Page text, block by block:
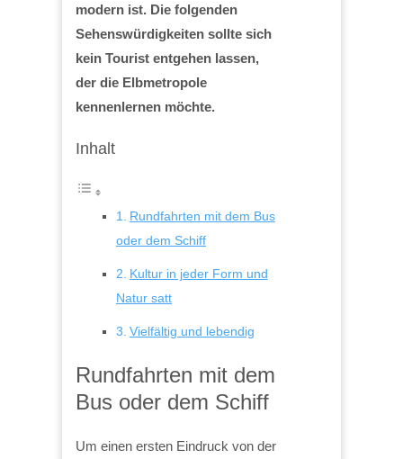
modern ist. Die folgenden
Sehenswürdigkeiten sollte sich
kein Tourist entgehen lassen,
der die Elbmetropole
kennenlernen möchte.
Inhalt
Rundfahrten mit dem Bus
oder dem Schiff
Kultur in jeder Form und
Natur satt
Vielfältig und lebendig
Rundfahrten mit dem
Bus oder dem Schiff
Um einen ersten Eindruck von der